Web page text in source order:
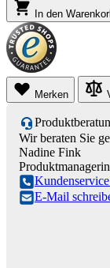
In den
Merken
Wir beraten Sie
Nadine Fink
Produktmanagerin
E-Mail